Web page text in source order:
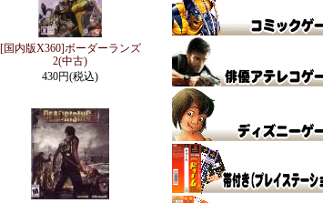
[国内版X360]ボーダーランズ
2(中古)
430円(税込)